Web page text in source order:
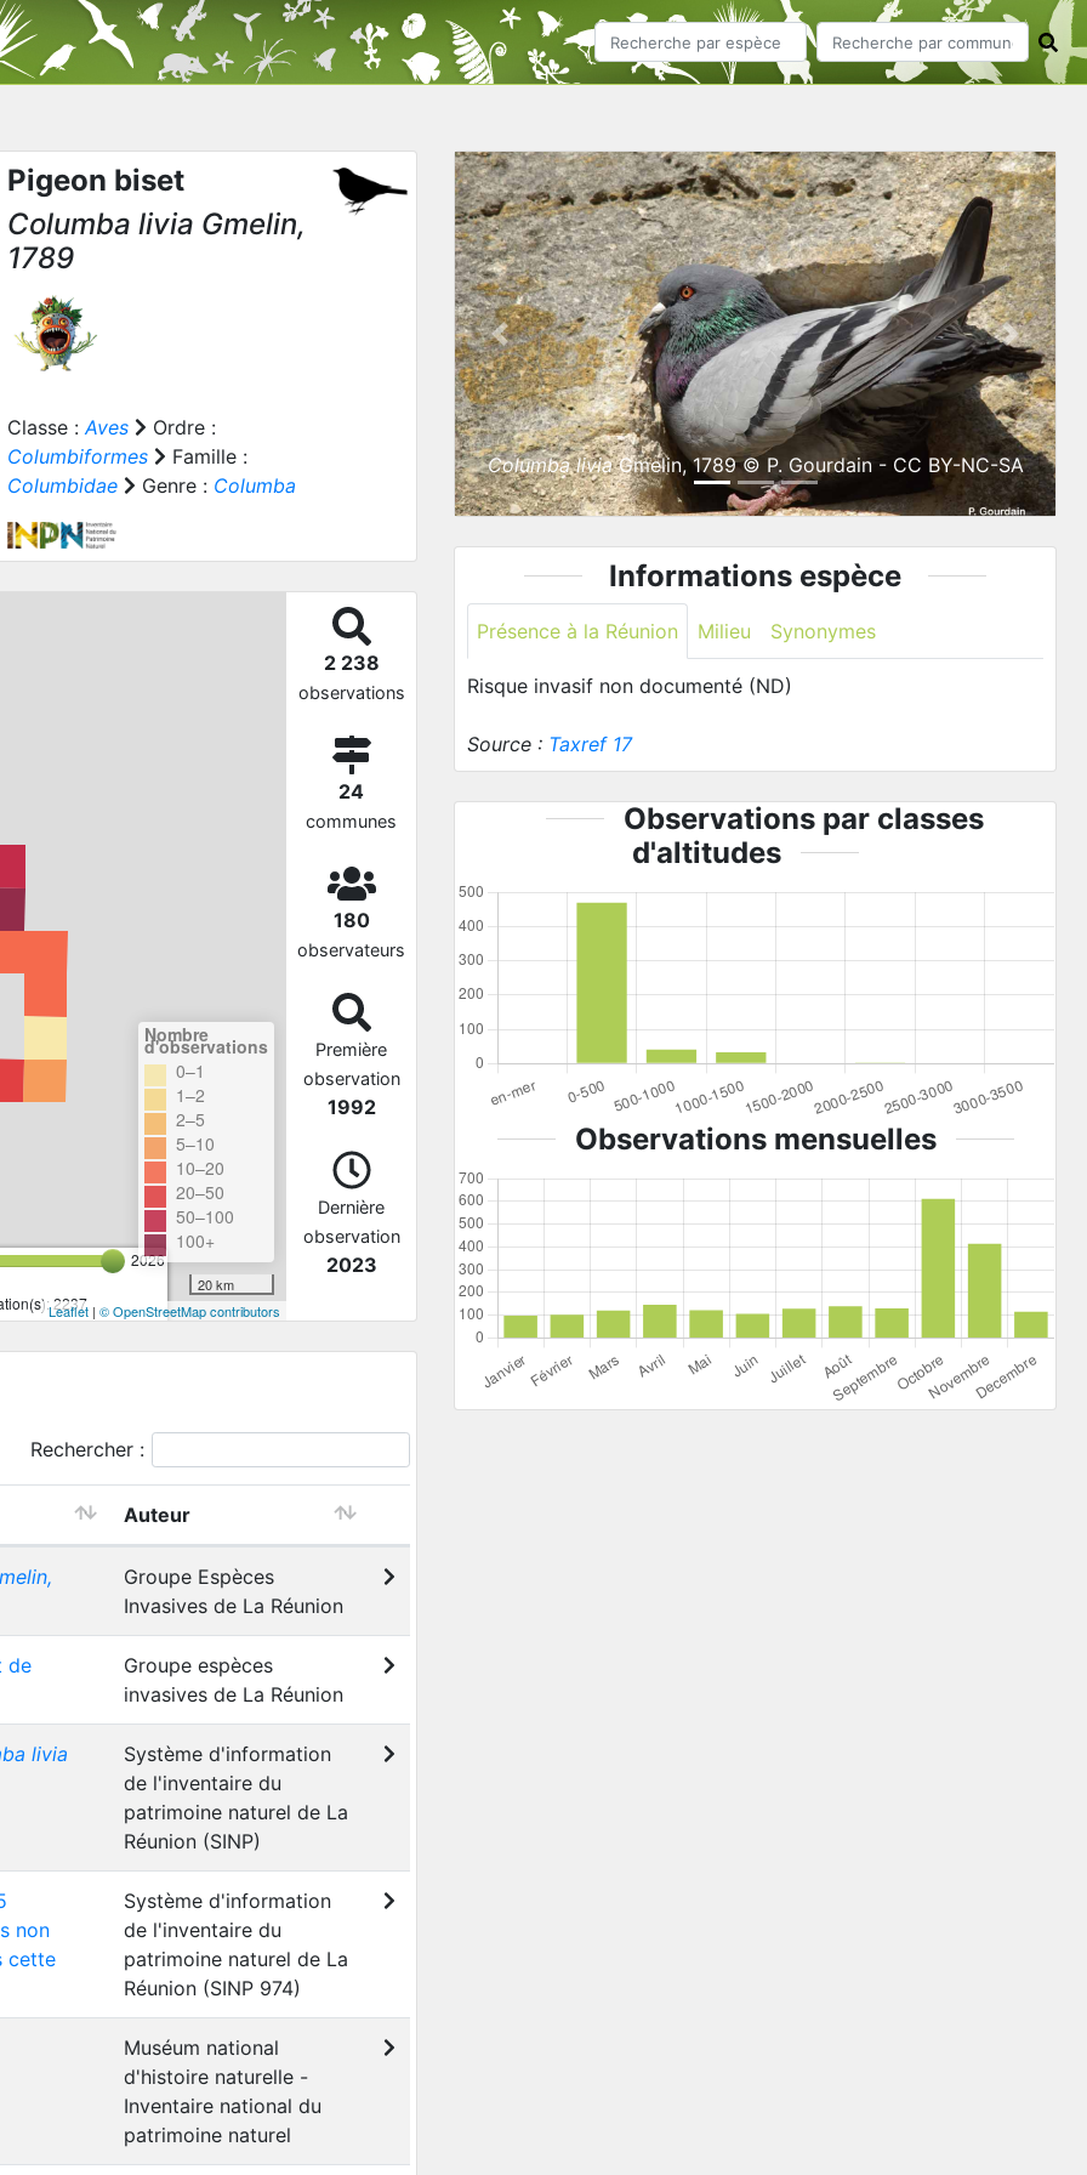
Pigeon biset
Columba livia Gmelin,
1789
Classe :Aves
Ordre :
Columbiformes
Famille :
Columbidae
Genre : Columba
2026
2237
Nombre
d'observations
0–1
1–2
2–5
5–10
10–20
20–50
50–100
100+
20 km
Leaflet| © OpenStreetMap contributors
2 238
observations
24
communes
180
observateurs
Première
observation
1992
Dernière
observation
2023
Rechercher :
Auteur
Groupe Espèces
Invasives de La Réunion
de
Groupe espèces
invasives de La Réunion
livia
Système d'information
de l'inventaire du
patrimoine naturel de La
Réunion (SINP)
non
cette
Système d'information
de l'inventaire du
patrimoine naturel de La
Réunion (SINP 974)
Muséum national
d'histoire naturelle -
Inventaire national du
patrimoine naturel
Columba liviaGmelin, 1789 © P. Gourdain - CC BY-NC-SA
Previous Next
Informations espèce
Présence à la Réunion Milieu Synonymes
Risque invasif non documenté (ND)
Source : Taxref 17
Observations par classes
d'altitudes
Observations mensuelles